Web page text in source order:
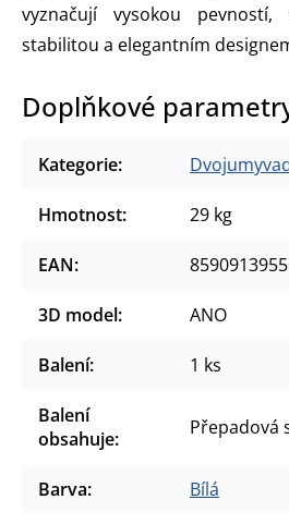
vyznačují vysokou pevností,
stabilitou a elegantním
Doplňkové
Kategorie:
Hmotnost: 29 kg
EAN:
3D model: ANO
Balení: 1 ks
Balení
obsahuje: Přepadová
Barva: Bílá